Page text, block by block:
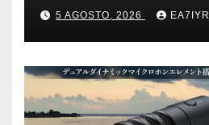
5 AGOSTO, 2026 EA7IYR